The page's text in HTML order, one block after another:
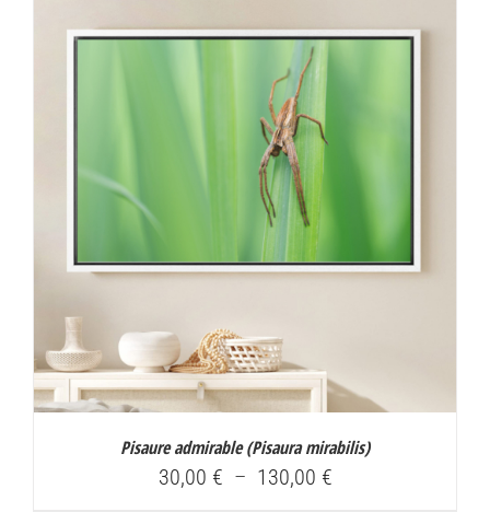
à
130,00 €
Pisaure admirable (Pisaura mirabilis)
30,00 € – 130,00 €Plage